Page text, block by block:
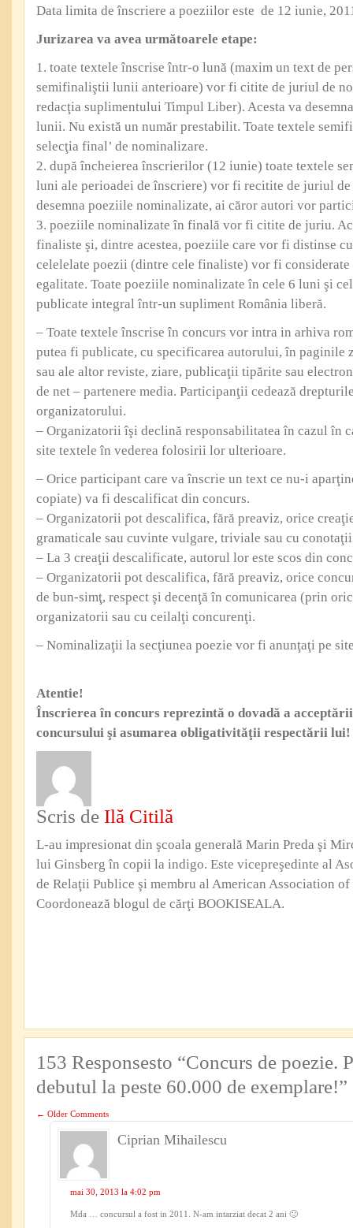
Data limita de înscriere a poeziilor este de 12 iunie,
Jurizarea va avea următoarele etape:
1. toate textele înscrise într-o lună (maxim un text de
semifinaliştii lunii anterioare) vor fi citite de juriul de
redacţia suplimentului Timpul Liber). Acesta va
lunii. Nu există un număr prestabilit. Toate textele
selecţia final’ de nominalizare.
2. după încheierea înscrierilor (12 iunie) toate textele
luni ale perioadei de înscriere) vor fi recitite de juriul de
desemna poeziile nominalizate, ai căror autori vor
3. poeziile nominalizate în finală vor fi citite de juriu.
finaliste şi, dintre acestea, poeziile care vor fi distinse
celelelate poezii (dintre cele finaliste) vor fi
egalitate. Toate poeziile nominalizate în cele 6 luni şi
publicate integral într-un supliment România liberă.
– Toate textele înscrise în concurs vor intra in arhiva
putea fi publicate, cu specificarea autorului, în paginile
sau ale altor reviste, ziare, publicaţii tipărite sau
de net – partenere media. Participanţii cedează
organizatorului.
– Organizatorii îşi declină responsabilitatea în cazul în
site textele în vederea folosirii lor ulterioare.
– Orice participant care va înscrie un text ce nu-i
copiate) va fi descalificat din concurs.
– Organizatorii pot descalifica, fără preaviz, orice
gramaticale sau cuvinte vulgare, triviale sau cu
– La 3 creaţii descalificate, autorul lor este scos din
– Organizatorii pot descalifica, fără preaviz, orice
de bun-simţ, respect şi decenţă în comunicarea (prin
organizatorii sau cu ceilalţi concurenţi.
– Nominalizaţii la secţiunea poezie vor fi anunţaţi pe
Atentie!
Înscrierea în concurs reprezintă o dovadă a
concursului şi asumarea obligativităţii respectării lui!
Scris de Ilă Citilă
L-au impresionat din şcoala generală Marin Preda şi
lui Ginsberg în copii la indigo. Este vicepreşedinte al
de Relaţii Publice şi membru al American Association
Coordonează blogul de cărţi BOOKISEALA.
153 Responsesto “Concurs de poezie.
debutul la peste 60.000 de exemplare!”
← Older Comments
Ciprian Mihailescu
mai 30, 2013 la 4:02 pm
Mda … concursul a fost in 2011. N-am intarziat decat 2 ani 🙂